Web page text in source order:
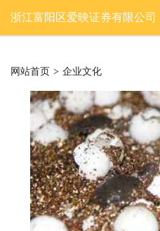
浙江富阳区爱映证券有限公司
网站首页 > 企业文化